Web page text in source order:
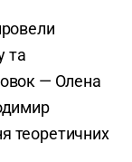
та
— Олена
теоретичних